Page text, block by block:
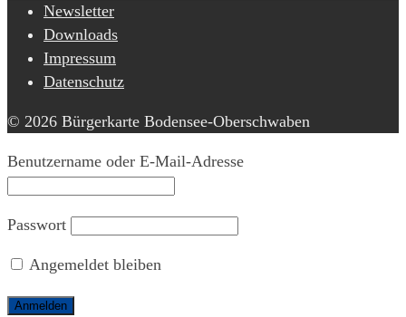
Newsletter
Downloads
Impressum
Datenschutz
© 2026 Bürgerkarte Bodensee-Oberschwaben
Benutzername oder E-Mail-Adresse
Passwort
Angemeldet bleiben